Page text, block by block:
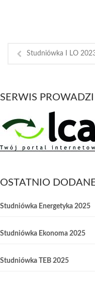
Studniówka I LO
SERWIS PROWADZI
OSTATNIO
Studniówka Energetyka 2025
Studniówka Ekonoma 2025
Studniówka TEB 2025